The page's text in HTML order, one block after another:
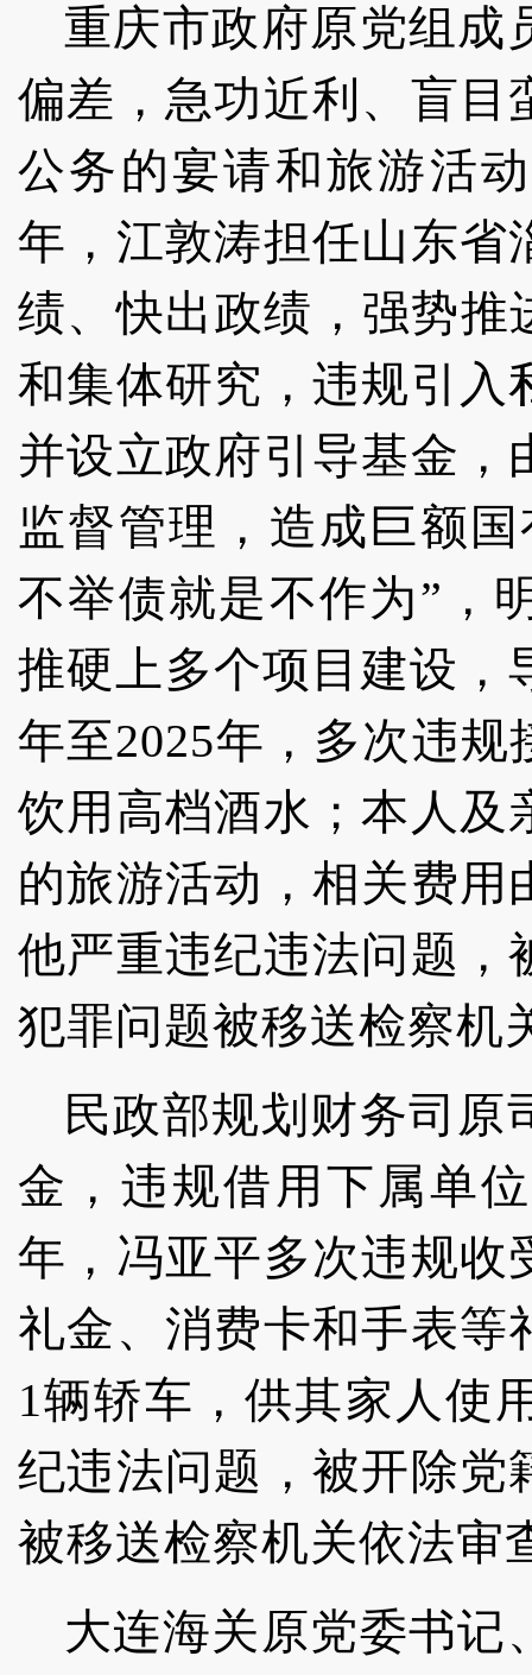
重庆市政府原党组成
偏差，急功近利、盲目
公务的宴请和旅游活
年，江敦涛担任山东省
绩、快出政绩，强势推
和集体研究，违规引入
并设立政府引导基金，
监督管理，造成巨额
不举债就是不作为”，
推硬上多个项目建设，
年至2025年，多次违
饮用高档酒水；本人及
的旅游活动，相关费用
他严重违纪违法问题，
犯罪问题被移送检察机
民政部规划财务司原
金，违规借用下属单
年，冯亚平多次违规收
礼金、消费卡和手表等
1辆轿车，供其家人使
纪违法问题，被开除党
被移送检察机关依法审
大连海关原党委书记